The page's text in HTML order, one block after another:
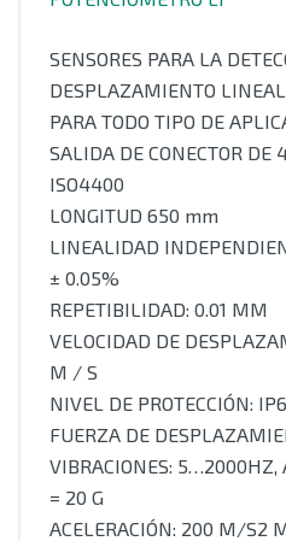
SENSORES PARA LA
DESPLAZAMIENTO
PARA TODO TIPO DE
SALIDA DE CONECTOR DE
ISO4400
LONGITUD 650 mm
LINEALIDAD
± 0.05%
REPETIBILIDAD: 0.01 MM
VELOCIDAD DE
M / S
NIVEL DE PROTECCIÓN:
FUERZA DE
VIBRACIONES:
= 20 G
ACELERACIÓN: 200 M/S2